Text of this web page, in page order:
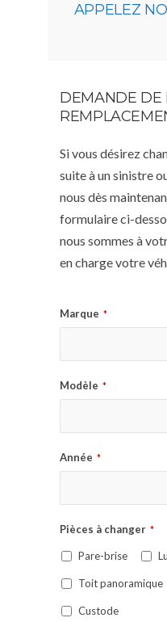
APPELEZ
DEMANDE DE
Si vous désirez
suite à un sinistre
nous dès
formulaire ci-
nous sommes à
en charge votre
Marque *
Modèle *
Année *
Pièces à changer *
Pare-brise
Toit panoramique
Custode